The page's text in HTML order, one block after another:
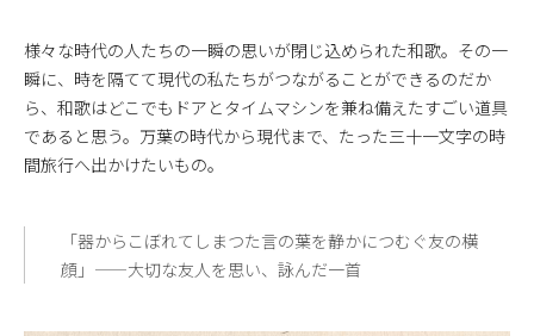
様々な時代の人たちの一瞬の思いが閉じ込められた和歌。その一
瞬に、時を隔てて現代の私たちがつながることができるのだか
ら、和歌はどこでもドアとタイムマシンを兼ね備えたすごい道具
であると思う。万葉の時代から現代まで、たった三十一文字の時
間旅行へ出かけたいもの。
「器からこぼれてしまつた言の葉を静かにつむぐ友の横
顔」——大切な友人を思い、詠んだ一首